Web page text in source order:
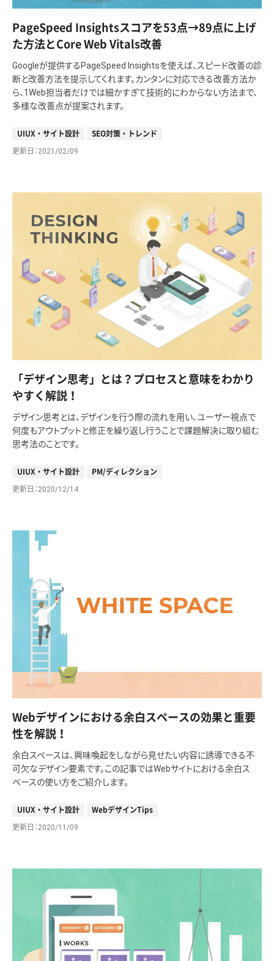
PageSpeed Insightsスコアを53点→89点に上げ
た方法とCore Web Vitals改善
Googleが提供するPageSpeed Insightsを使えば、スピード改善の診
断と改善方法を提示してくれます。カンタンに対応できる改善方法か
ら、1Web担当者だけでは細かすぎて技術的にわからない方法まで、
多様な改善点が提案されます。
UIUX・サイト設計 SEO対策・トレンド
更新日 2021/02/09
「デザイン思考」とは？プロセスと意味をわかり
やすく解説！
デザイン思考とは、デザインを行う際の流れを用い、ユーザー視点で
何度もアウトプットと修正を繰り返し行うことで課題解決に取り組む
思考法のことです。
UIUX・サイト設計 PM/ディレクション
更新日 2020/12/14
Webデザインにおける余白スペースの効果と重要
性を解説！
余白スペースは、興味喚起をしながら見せたい内容に誘導できる不
可欠なデザイン要素です。この記事ではWebサイトにおける余白ス
ペースの使い方をご紹介します。
UIUX・サイト設計 WebデザインTips
更新日 2020/11/09